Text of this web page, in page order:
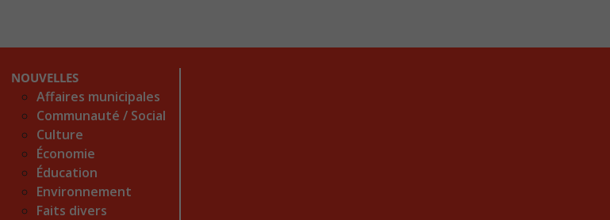
NOUVELLES
Affaires municipales
Communauté / Social
Culture
Économie
Éducation
Environnement
Faits divers